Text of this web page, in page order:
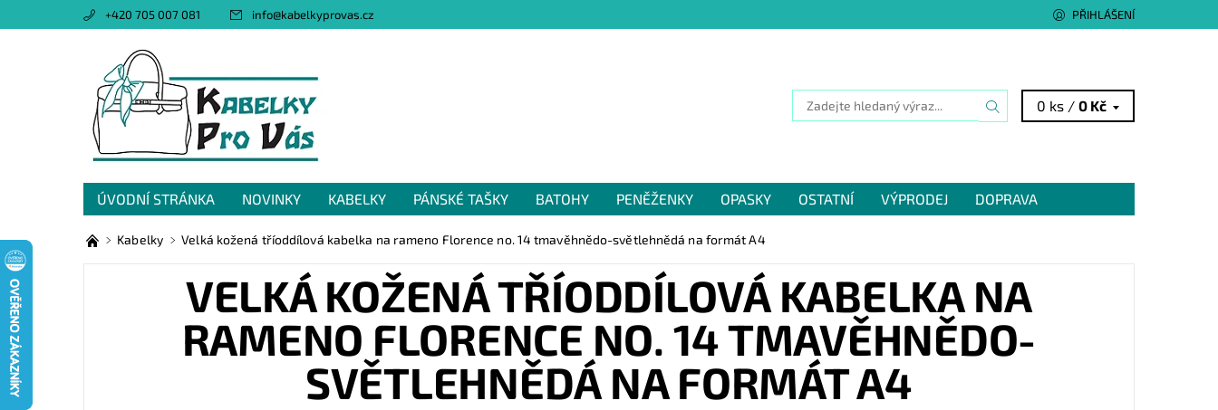
+420 705 007 081 info@kabelkyprovas.cz PŘIHLÁŠENÍ
0 ks /0 Kč
ÚVODNÍ STRÁNKA NOVINKY KABELKY PÁNSKÉ TAŠKY BATOHY PENĚŽENKY OPASKY OSTATNÍ VÝPRODEJ
DOPRAVA
OBCHODNÍ PODMÍNKY
GDPR NAPIŠTE NÁM
Kabelky Velká kožená tříoddílová kabelka na rameno Florence no. 14 tmavěhnědo-světlehnědá na formát A4
VELKÁ KOŽENÁ TŘÍODDÍLOVÁ KABELKA NA
RAMENO FLORENCE NO. 14 TMAVĚHNĚDO-
SVĚTLEHNĚDÁ NA FORMÁT A4